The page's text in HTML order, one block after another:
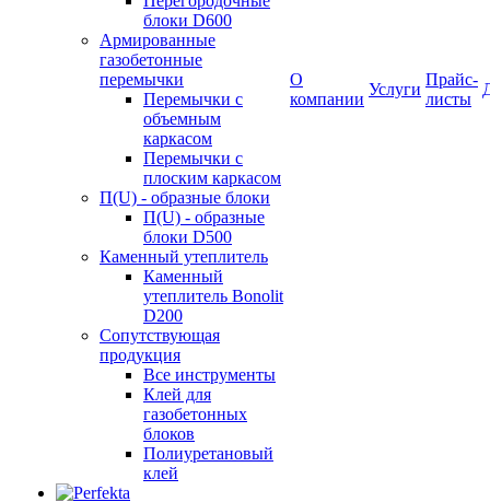
блоки D600
Армированные
газобетонные
перемычки
Перемычки с
объемным
каркасом
Перемычки с
плоским каркасом
П(U) - образные блоки
П(U) - образные
блоки D500
Каменный утеплитель
Каменный
утеплитель Bonolit
D200
Сопутствующая
продукция
Все инструменты
Клей для
газобетонных
блоков
Полиуретановый
клей
О
компании
Услуги
Прайс-
листы